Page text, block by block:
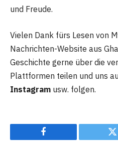
und Freude.
Vielen Dank fürs Lesen von
Nachrichten-Website aus
Geschichte gerne über die
Plattformen teilen und uns
Instagram usw. folgen.
Facebook